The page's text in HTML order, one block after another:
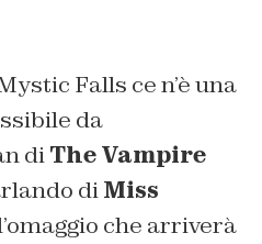
Falls ce n’è una
da
diThe Vampire
diMiss
che arriverà